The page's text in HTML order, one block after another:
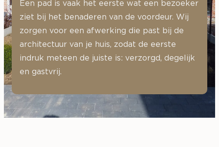
Een pad is vaak het eerste wat een bezoeker
ziet bij het benaderen van de voordeur. Wij
zorgen voor een afwerking die past bij de
architectuur van je huis, zodat de eerste
indruk meteen de juiste is: verzorgd, degelijk
en gastvrij.